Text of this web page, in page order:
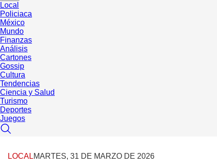
Local
Policiaca
México
Mundo
Finanzas
Análisis
Cartones
Gossip
Cultura
Tendencias
Ciencia y Salud
Turismo
Deportes
Juegos
LOCALMARTES, 31 DE MARZO DE 2026